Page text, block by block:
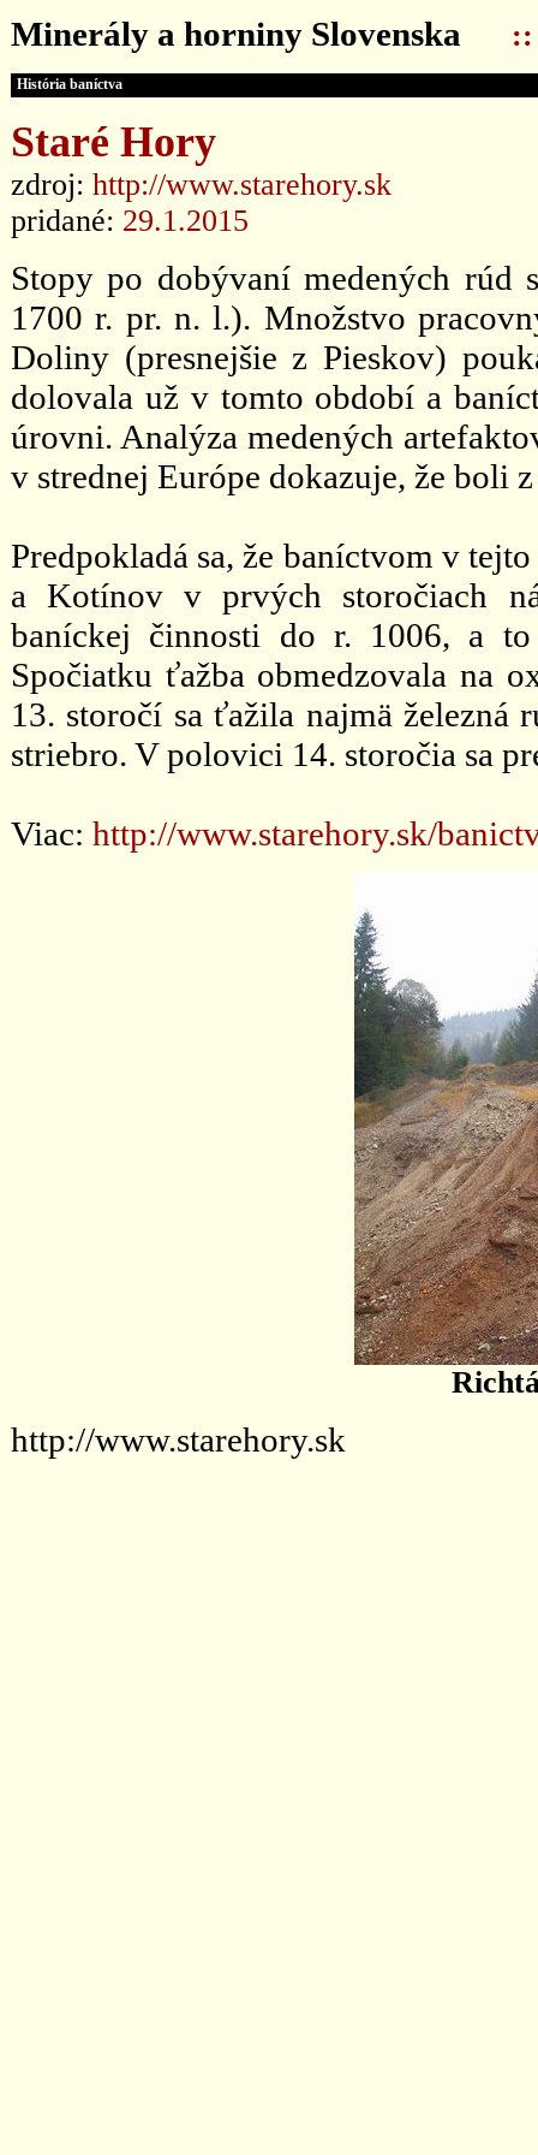
Minerály a horniny Slovenska ::
História baníctva
Staré Hory
zdroj: http://www.starehory.sk
pridané: 29.1.2015
Stopy po dobývaní medených rúd
1700 r. pr. n. l.). Množstvo
Doliny (presnejšie z Pieskov)
dolovala už v tomto období a
úrovni. Analýza medených
v strednej Európe dokazuje, že boli
Predpokladá sa, že baníctvom v
a Kotínov v prvých storočiach
baníckej činnosti do r. 1006, a
Spočiatku ťažba obmedzovala na
13. storočí sa ťažila najmä železná
striebro. V polovici 14. storočia sa
Viac: http://www.starehory.sk/
http://www.starehory.sk